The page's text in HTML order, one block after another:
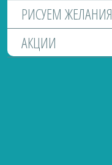
РИСУЕМ ЖЕЛАНИЯ
АКЦИИ